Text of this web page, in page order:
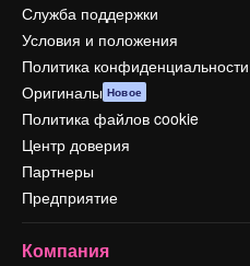
Служба поддержки
Условия и положения
Политика конфиденциальности
Оригиналы Новое
Политика файлов cookie
Центр доверия
Партнеры
Предприятие
Компания